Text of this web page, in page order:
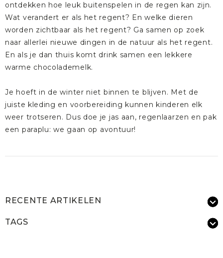
ontdekken hoe leuk buitenspelen in de regen kan zijn.
Wat verandert er als het regent? En welke dieren
worden zichtbaar als het regent? Ga samen op zoek
naar allerlei nieuwe dingen in de natuur als het regent.
En als je dan thuis komt drink samen een lekkere
warme chocolademelk.
Je hoeft in de winter niet binnen te blijven. Met de
juiste kleding en voorbereiding kunnen kinderen elk
weer trotseren. Dus doe je jas aan, regenlaarzen en pak
een paraplu: we gaan op avontuur!
RECENTE ARTIKELEN
TAGS